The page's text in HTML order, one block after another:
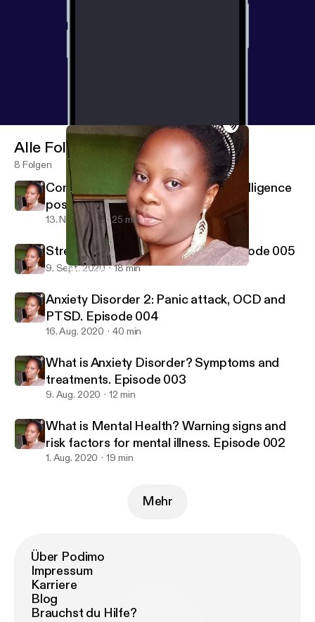
Stress and coping Mechanism. Episode 005
Alle Folgen
8 Folgen
Communications and Emotional intelligence
post COVID-19
13. Nov. 2020 25 min
Stress and coping Mechanism. Episode 005
9. Sept. 2020 18 min
Anxiety Disorder 2: Panic attack, OCD and
PTSD. Episode 004
16. Aug. 2020 40 min
What is Anxiety Disorder? Symptoms and
treatments. Episode 003
9. Aug. 2020 12 min
What is Mental Health? Warning signs and
risk factors for mental illness. Episode 002
1. Aug. 2020 19 min
Mehr
Über Podimo
Impressum
Karriere
Blog
Brauchst du Hilfe?